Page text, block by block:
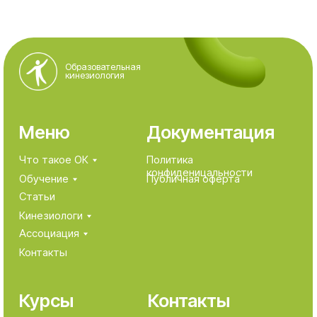
Курсы
Образовательной
кинезиологии
Другие направления
кинезиологии
Курсы Контакты
+7-916-299-58-55
info@braingymrussia.ru
MOO сертифицированных
кинезиологов «Ассоциация
кинезиологии»
ИНН 7703480473
ОГРН 1137799013494
Зарегистрировано 12.07.2013 по юридическому